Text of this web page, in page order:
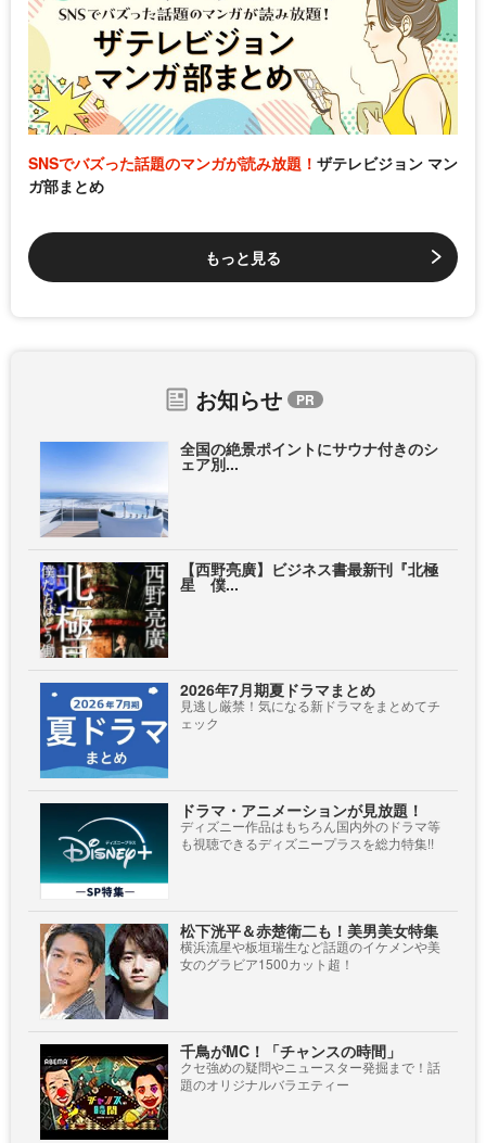
SNSでバズった話題のマンガが読み放題！ ザテレビジョン マン
ガ部まとめ
もっと見る
お知らせ
全国の絶景ポイントにサウナ付きのシ
ェア別...
【西野亮廣】ビジネス書最新刊『北極
星 僕...
2026年7月期夏ドラマまとめ
見逃し厳禁！気になる新ドラマをまとめてチ
ェック
ドラマ・アニメーションが見放題！
ディズニー作品はもちろん国内外のドラマ等
も視聴できるディズニープラスを総力特集!!
松下洸平＆赤楚衛二も！美男美女特集
横浜流星や板垣瑞生など話題のイケメンや美
女のグラビア1500カット超！
千鳥がMC！「チャンスの時間」
クセ強めの疑問やニュースター発掘まで！話
題のオリジナルバラエティー